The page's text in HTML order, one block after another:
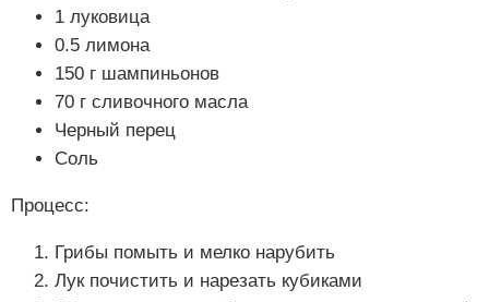
1 луковица
0.5 лимона
150 г шампиньонов
70 г сливочного масла
Черный перец
Соль
Процесс:
Грибы помыть и мелко нарубить
Лук почистить и нарезать кубиками